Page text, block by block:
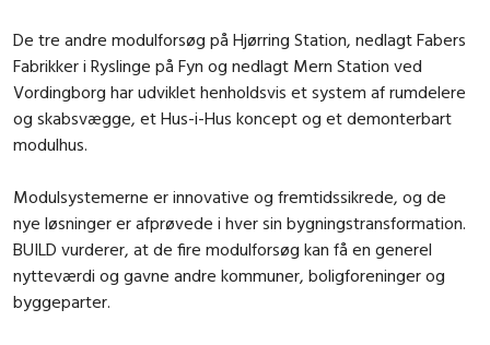
De tre andre modulforsøg på Hjørring Station, nedlagt Fabers
Fabrikker i Ryslinge på Fyn og nedlagt Mern Station ved
Vordingborg har udviklet henholdsvis et system af rumdelere
og skabsvægge, et Hus-i-Hus koncept og et demonterbart
modulhus.
Modulsystemerne er innovative og fremtidssikrede, og de
nye løsninger er afprøvede i hver sin bygningstransformation.
BUILD vurderer, at de fire modulforsøg kan få en generel
nytteværdi og gavne andre kommuner, boligforeninger og
byggeparter.